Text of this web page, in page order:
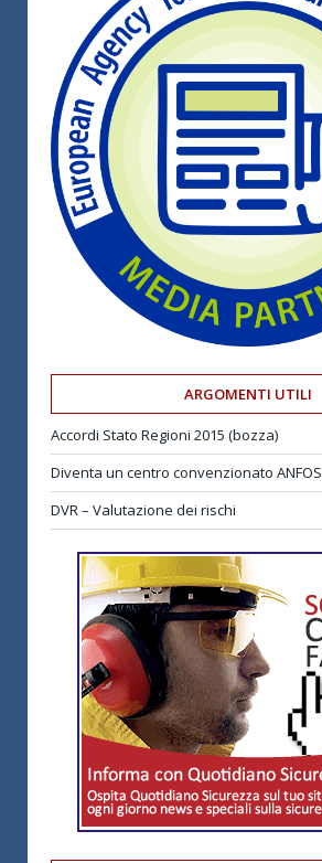
ARGOMENTI UTILI
Accordi Stato Regioni 2015 (bozza)
Diventa un centro convenzionato ANFOS
DVR – Valutazione dei rischi